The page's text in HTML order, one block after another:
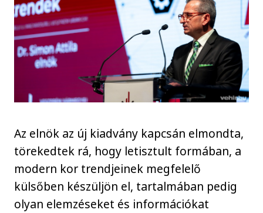
Az elnök az új kiadvány kapcsán elmondta,
törekedtek rá, hogy letisztult formában, a
modern kor trendjeinek megfelelő
külsőben készüljön el, tartalmában pedig
olyan elemzéseket és információkat